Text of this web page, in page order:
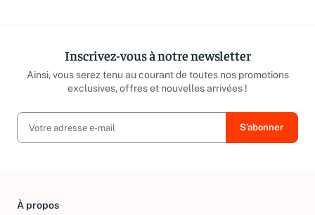
Inscrivez-vous à notre newsletter
Ainsi, vous serez tenu au courant de toutes nos promotions
exclusives, offres et nouvelles arrivées !
À propos